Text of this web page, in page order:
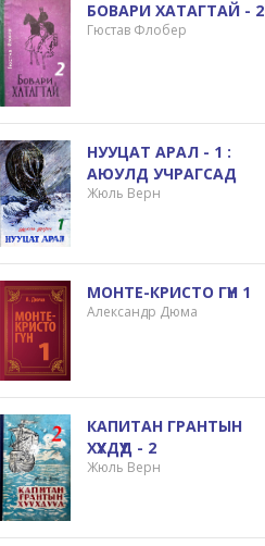
БОВАРИ ХАТАГТАЙ - 2
Гюстав Флобер
НУУЦАТ АРАЛ - 1 :
АЮУЛД УЧРАГСАД
Жюль Верн
МОНТЕ-КРИСТО ГҮН 1
Александр Дюма
КАПИТАН ГРАНТЫН
ХҮҮХДҮҮД - 2
Жюль Верн